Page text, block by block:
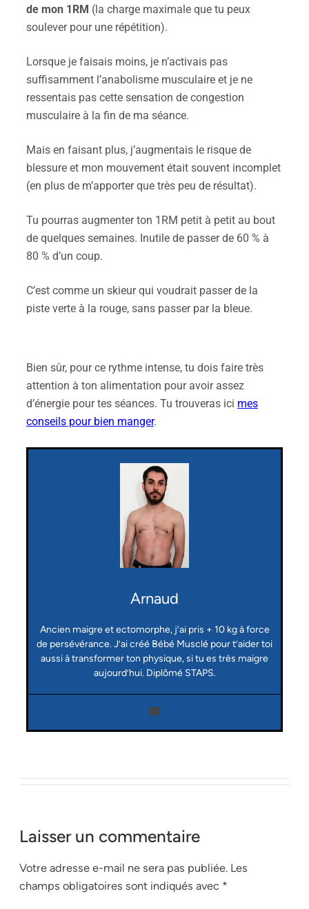
de mon 1RM (la charge maximale que tu peux
soulever pour une répétition).
Lorsque je faisais moins, je n’activais pas
suffisamment l’anabolisme musculaire et je ne
ressentais pas cette sensation de congestion
musculaire à la fin de ma séance.
Mais en faisant plus, j’augmentais le risque de
blessure et mon mouvement était souvent incomplet
(en plus de m’apporter que très peu de résultat).
Tu pourras augmenter ton 1RM petit à petit au bout
de quelques semaines. Inutile de passer de 60 % à
80 % d’un coup.
C’est comme un skieur qui voudrait passer de la
piste verte à la rouge, sans passer par la bleue.
Bien sûr, pour ce rythme intense, tu dois faire très
attention à ton alimentation pour avoir assez
d’énergie pour tes séances. Tu trouveras ici mes
conseils pour bien manger.
Arnaud
Ancien maigre et ectomorphe, j’ai pris + 10 kg à force
de persévérance. J’ai créé Bébé Musclé pour t’aider toi
aussi à transformer ton physique, si tu es très maigre
aujourd’hui. Diplômé STAPS.
Laisser un commentaire
Votre adresse e-mail ne sera pas publiée. Les
champs obligatoires sont indiqués avec *